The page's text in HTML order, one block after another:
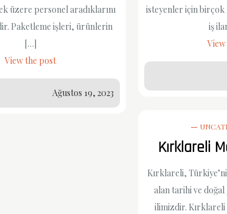
üzere personel aradıklarını
Paketleme işleri, ürünlerin
[…]
View the post
Ağustos 19, 2023
isteyenler için birçok
iş
Kırklareli
Kırklareli,
alan tarihi ve
ilimizdir.